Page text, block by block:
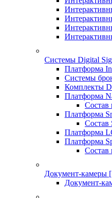
Системы Digital
Платформа
Системы
Комплекты
Платформа
Состав
Платформа
Состав
Платформа
Платформа
Состав
Документ-камеры
Документ-